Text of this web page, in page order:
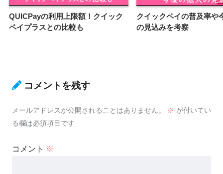
QUICPayの利用上限額！クイック
ペイプラスとの比較も
クイックペイの普及率や
の見込みを考察
コメントを残す
メールアドレスが公開されることはありません。 ※ が付いてい
る欄は必須項目です
コメント ※